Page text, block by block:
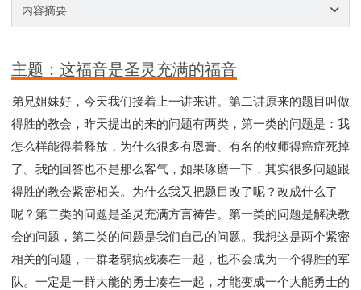
管理系列
彰显神愤怒的器皿
新时代基督教变革研讨会
破除属世界的价值观
如何恢复神的形像
属灵人的好习惯
打开天上祝福的窗口
神迹系列
愚蠢系列
胜过撒但系列
得胜的性格
耶和华是我的牧者
谨慎系列
快乐地活着
恩典和真理系列
001B课程 - 解开迷思课程
001C课程 - 灵界故事
004课程 - 华人命定神学理念
内容摘要
主题：这福音是圣灵充满的福音
弟兄姐妹好，今天我们接着上一讲来讲。第二讲原来的题目叫做
得胜的教会，昨天提出的来的问题有两类，第一类的问题是：我
怎么样能得着释放，为什么很多有恩膏、有名的牧师得癌症死掉
了。我的回答也不是那么客气，如果琢磨一下，其实很多问题跟
得胜的教会紧密相关。为什么我又把题目改了呢？改成什么了
呢？第二类的问题是圣灵充满方言祷告。第一类的问题是解决教
会的问题，第二类的问题是我们自己的问题。我想这是两个紧密
相关的问题，一群老弱病残凑在一起，也不会成为一个得胜的军
队。一定是一群大能的勇士凑在一起，才能变成一个大能勇士的